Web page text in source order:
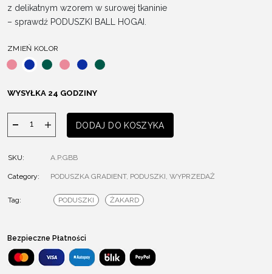
z delikatnym wzorem w surowej tkaninie
– sprawdź PODUSZKI BALL HOGAI.
ZMIEŃ KOLOR
WYSYŁKA 24 GODZINY
ilość
Poduszka
DODAJ DO KOSZYKA
SKU: A.P.GBB
Category: PODUSZKA GRADIENT, PODUSZKI, WYPRZEDAŻ
Tag: PODUSZKI ŻAKARD
Bezpieczne Płatności